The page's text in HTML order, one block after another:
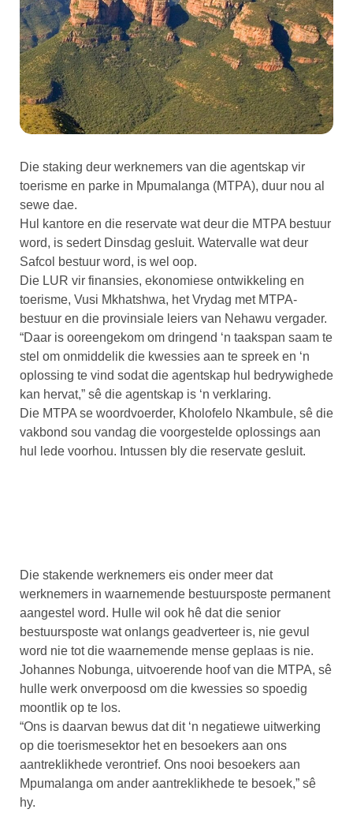
Die staking deur werknemers van die agentskap vir
toerisme en parke in Mpumalanga (MTPA), duur nou al
sewe dae.
Hul kantore en die reservate wat deur die MTPA bestuur
word, is sedert Dinsdag gesluit. Watervalle wat deur
Safcol bestuur word, is wel oop.
Die LUR vir finansies, ekonomiese ontwikkeling en
toerisme, Vusi Mkhatshwa, het Vrydag met MTPA-
bestuur en die provinsiale leiers van Nehawu vergader.
“Daar is ooreengekom om dringend ‘n taakspan saam te
stel om onmiddelik die kwessies aan te spreek en ‘n
oplossing te vind sodat die agentskap hul bedrywighede
kan hervat,” sê die agentskap is ‘n verklaring.
Die MTPA se woordvoerder, Kholofelo Nkambule, sê die
vakbond sou vandag die voorgestelde oplossings aan
hul lede voorhou. Intussen bly die reservate gesluit.
Die stakende werknemers eis onder meer dat
werknemers in waarnemende bestuursposte permanent
aangestel word. Hulle wil ook hê dat die senior
bestuursposte wat onlangs geadverteer is, nie gevul
word nie tot die waarnemende mense geplaas is nie.
Johannes Nobunga, uitvoerende hoof van die MTPA, sê
hulle werk onverpoosd om die kwessies so spoedig
moontlik op te los.
“Ons is daarvan bewus dat dit ‘n negatiewe uitwerking
op die toerismesektor het en besoekers aan ons
aantreklikhede verontrief. Ons nooi besoekers aan
Mpumalanga om ander aantreklikhede te besoek,” sê
hy.